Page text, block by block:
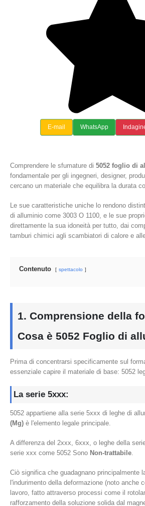
E-mail WhatsApp
Comprendere le sfumature di 5052 foglio di
fondamentale per gli ingegneri, designer,
cercano un materiale che equilibra la durata
Le sue caratteristiche uniche lo rendono
di alluminio come 3003 O 1100, e le sue
direttamente la sua idoneità per tutto, dai
tamburi chimici agli scambiatori di calore e
Contenuto spettacolo
1. Comprensione della
Cosa è 5052 Foglio di
Prima di concentrarsi specificamente sul
essenziale capire il materiale di base: 5052
La serie 5xxx:
5052 appartiene alla serie 5xxx di leghe di
(Mg) è l'elemento legale principale.
A differenza del 2xxx, 6xxx, o leghe della
serie xxx come 5052 Sono Non-trattabile.
Ciò significa che guadagnano principalmente
l'indurimento della deformazione (noto anche
lavoro, fatto attraverso processi come il
rafforzamento della soluzione solida dal